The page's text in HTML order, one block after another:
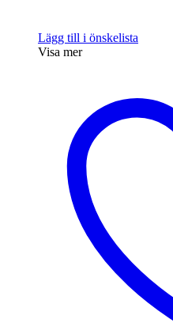
Lägg till i önskelista
Visa mer